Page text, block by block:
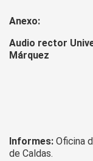
Anexo:
Audio rector
Márquez
Informes: Oficina
de Caldas.